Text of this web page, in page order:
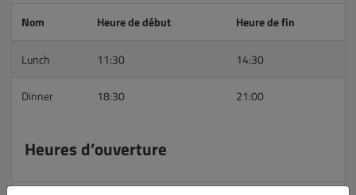
Nom Heure de début Heure de fin
Lunch 11:30 14:30
Dinner 18:30 21:00
Heures d’ouverture